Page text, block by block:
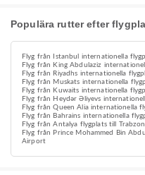
Populära rutter efter
Flyg från Istanbul internationella
Flyg från King Abdulaziz
Flyg från Riyadhs internationella
Flyg från Muskats internationella
Flyg från Kuwaits internationella
Flyg från Heydər Əliyevs
Flyg från Queen Alia internationella
Flyg från Bahrains internationella
Flyg från Antalya flygplats till
Flyg från Prince Mohammed Bin
Airport